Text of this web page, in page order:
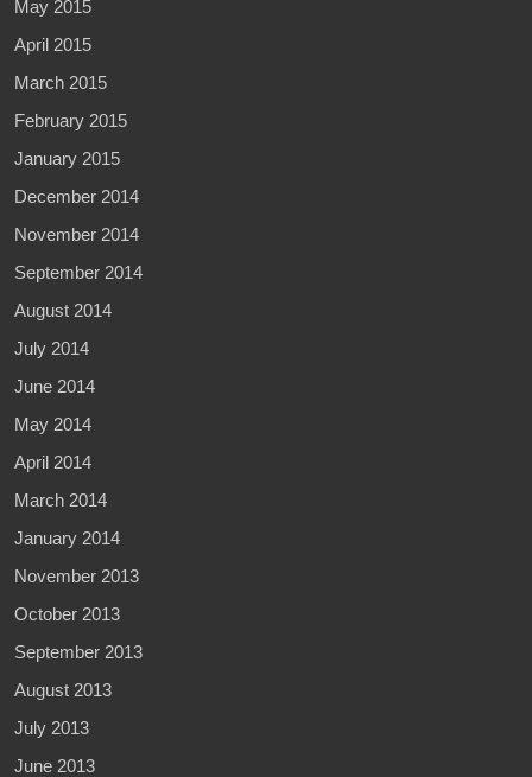
May 2015
April 2015
March 2015
February 2015
January 2015
December 2014
November 2014
September 2014
August 2014
July 2014
June 2014
May 2014
April 2014
March 2014
January 2014
November 2013
October 2013
September 2013
August 2013
July 2013
June 2013